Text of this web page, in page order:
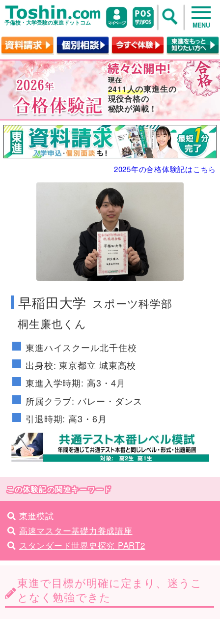
予備校・大学受験の東進ドットコム MENU
2411人の東進生の
現役合格の
秘訣が満載！
2025年の合格体験記はこちら
no image
早稲田大学 スポーツ科学部
桐生廉也くん
東進ハイスクール北千住校
出身校: 東京都立 城東高校
東進入学時期: 高3・4月
所属クラブ: バレー・ダンス
引退時期: 高3・6月
この体験記の関連キーワード
東進模試
高速マスター基礎力養成講座
スタンダード世界史探究 PART2
東進で目標が明確に定まり、迷うこ
となく勉強できた